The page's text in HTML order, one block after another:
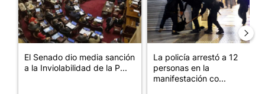
El Senado dio media sanción
a la Inviolabilidad de la P...
La policía arrestó a 12
personas en la
manifestación co...